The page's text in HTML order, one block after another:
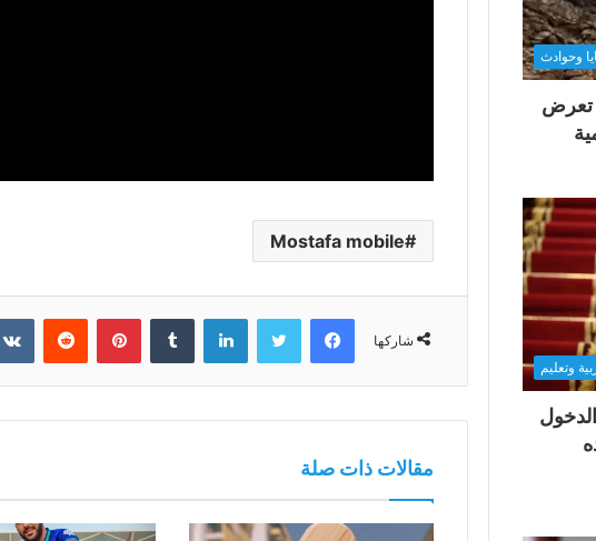
Mostafa mobile
شاركها
فيسبوك تويتر لينكدإن بينتيريست
مقالات ذات صلة
وحوادث
تعرض
وتعليم